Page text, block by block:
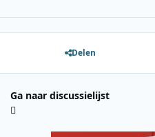
Delen
Ga naar discussielijst